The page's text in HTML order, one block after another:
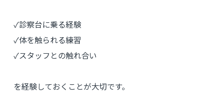
✓診察台に乗る経験
✓体を触られる練習
✓スタッフとの触れ合い
を経験しておくことが大切です。